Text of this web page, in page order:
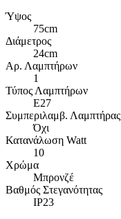
Ύψος
75cm
Διάμετρος
24cm
Αρ. Λαμπτήρων
1
Τύπος Λαμπτήρων
E27
Συμπεριλαμβ. Λαμπτήρας
Όχι
Κατανάλωση Watt
10
Χρώμα
Μπρονζέ
Βαθμός Στεγανότητας
IP23